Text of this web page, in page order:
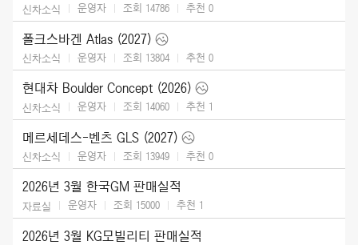
신차소식 운영자 조회 14786 추천 0
폴크스바겐 Atlas (2027)
신차소식 운영자 조회 13804 추천 0
현대차 Boulder Concept (2026)
신차소식 운영자 조회 14060 추천 1
메르세데스-벤츠 GLS (2027)
신차소식 운영자 조회 13949 추천 0
2026년 3월 한국GM 판매실적
자료실 운영자 조회 15000 추천 1
2026년 3월 KG모빌리티 판매실적